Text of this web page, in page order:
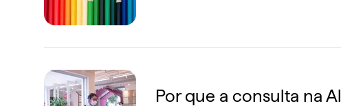
Por que a consulta na